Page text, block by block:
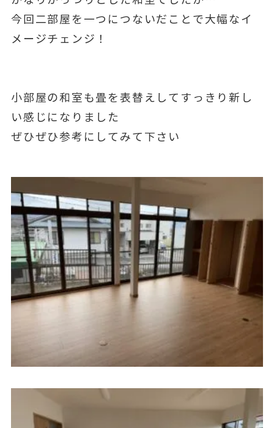
今回二部屋を一つにつないだことで大幅なイ
メージチェンジ！
小部屋の和室も畳を表替えしてすっきり新し
い感じになりました
ぜひぜひ参考にしてみて下さい